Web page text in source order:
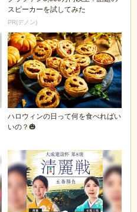
スピーカーを試してみた
PR(デノン)
ハロウィンの日って何を食べればい
いの？🎃